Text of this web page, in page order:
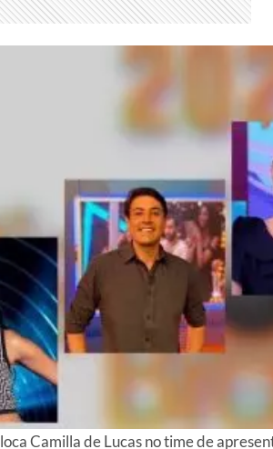
Camilla de Lucas no time de